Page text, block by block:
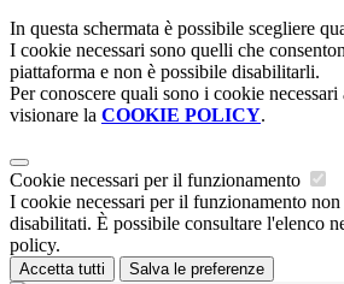
In questa schermata è possibile scegliere
I cookie necessari sono quelli che
piattaforma e non è possibile disabilitarli.
Per conoscere quali sono i cookie
visionare la COOKIE POLICY.
Cookie necessari per il funzionamento
I cookie necessari per il funzionamento non
disabilitati. È possibile consultare l'elenco
policy.
Accetta tutti Salva le preferenze